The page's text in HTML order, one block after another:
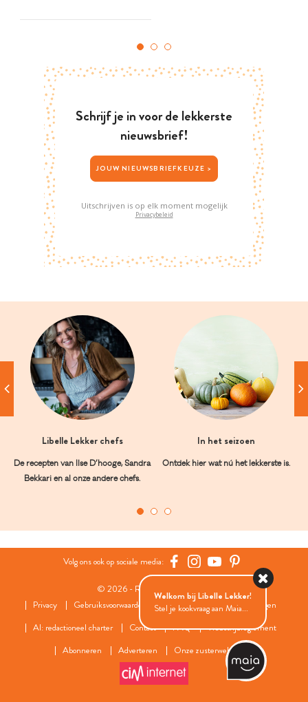
Schrijf je in voor de lekkerste
nieuwsbrief!
JOUW NIEUWSBRIEFKEUZE >
Uitschrijven is op elk moment mogelijk
Privacybeleid
Libelle Lekker chefs
De recepten van Ilse D’hooge, Sandra
Bekkari en al onze andere chefs.
In het seizoen
Ontdek hier wat nú het lekkerste is.
Volg ons ook op sociale media:
© 2026 - Roularta Media Group
Privacy
Gebruiksvoorwaarden Cookies
Cookies instellingen
AI: redactioneel charter
Contact FAQ
Wedstrijdreglement
Abonneren
Adverteren Onze zusterwebsites
Welkom bij Libelle Lekker!
Stel je kookvraag aan Maia...